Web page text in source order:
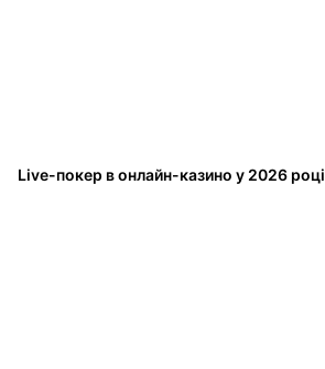
Live-покер в онлайн-казино у 2026 році